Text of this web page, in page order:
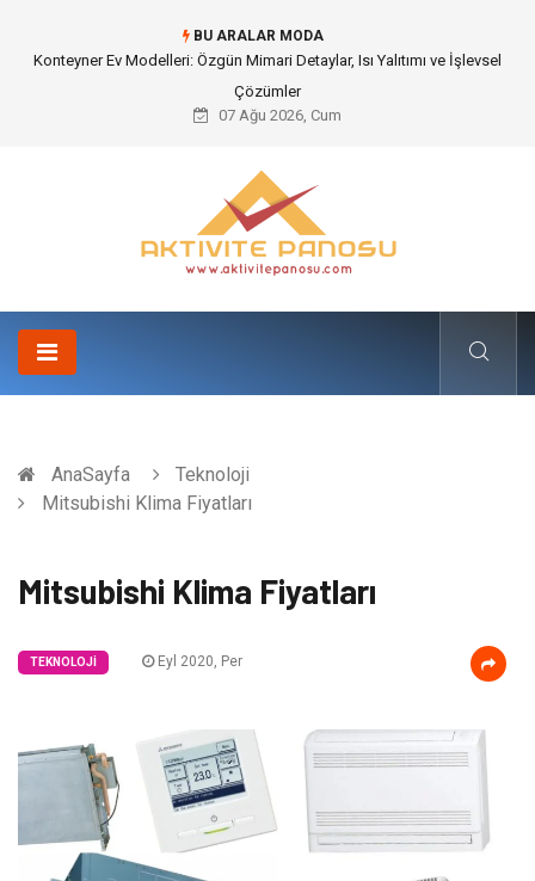
BU ARALAR MODA
Nakliye Nedir ve Tedarik Zincirindeki Önemi Nasıl Anlaşılır?
07 Ağu 2026, Cum
AnaSayfa
Teknoloji
Mitsubishi Klima Fiyatları
Mitsubishi Klima Fiyatları
TEKNOLOJI Eyl 2020, Per